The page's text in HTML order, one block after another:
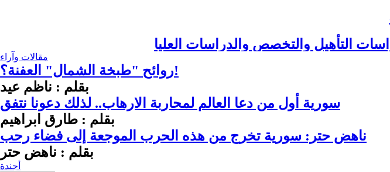
التأهيل والتخصص والدراسات العليا
مقالات وآراء
روائح "طبخة الشمال" العفنة؟!
بقلم : ناظم عيد
سورية أول من دعا العالم لمحاربة الارهاب.. لذلك دعونا نتفق
بقلم : طارق ابراهيم
ناهض حتر: سورية تخرج من هذه الحرب الموجعة إلى فضاء رحب
بقلم : ناهض حتر
أجندة